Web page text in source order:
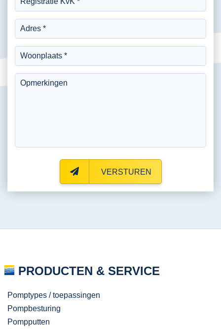
VERSTUREN
PRODUCTEN & SERVICE
Pomptypes / toepassingen
Pompbesturing
Pompputten